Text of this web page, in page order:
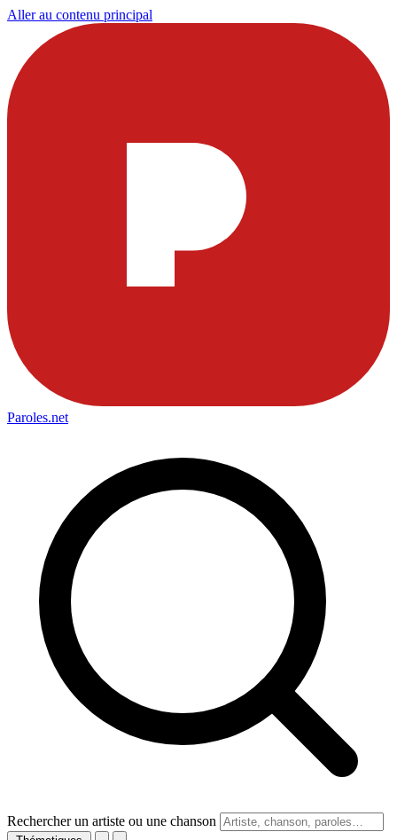
Aller au contenu principal
Paroles.net
Rechercher un artiste ou une chanson